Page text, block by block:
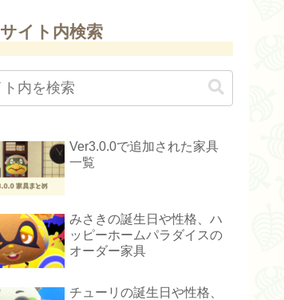
サイト内検索
Ver3.0.0で追加された家具
一覧
みさきの誕生日や性格、ハ
ッピーホームパラダイスの
オーダー家具
チューリの誕生日や性格、